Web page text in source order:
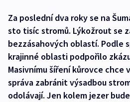
Za poslední dva roky se na
sto tisíc stromů. Lýkožrout se
bezzásahových oblastí. Podle
krajinné oblasti podpořilo
Masivnímu šíření kůrovce chce
správa zabránit výsadbou
odolávají. Jen kolem jezer